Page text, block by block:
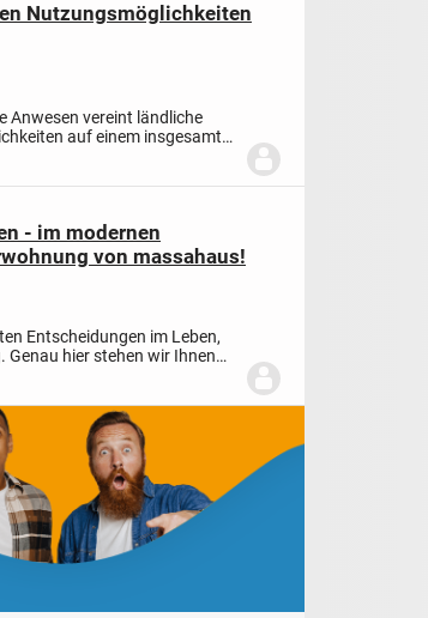
Nutzungsmöglichkeiten
Anwesen vereint ländliche
auf einem insgesamt
- im modernen
von massahaus!
Entscheidungen im Leben,
Genau hier stehen wir Ihnen
Partner...